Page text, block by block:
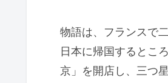
物語は、フランスで
日本に帰国するとこ
京」を開店し、三つ